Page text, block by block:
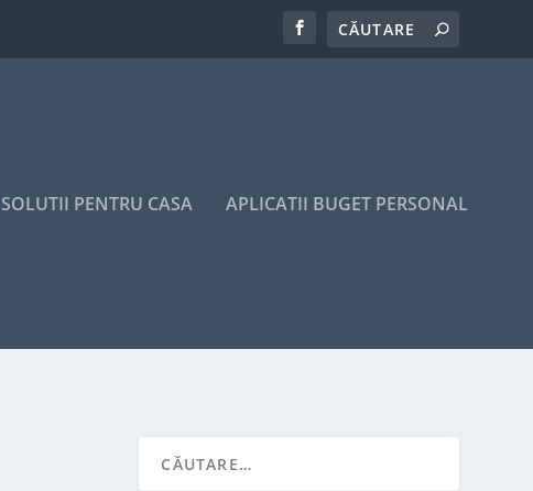
SOLUTII PENTRU CASA APLICATII BUGET PERSONAL